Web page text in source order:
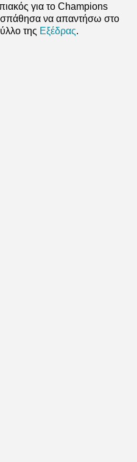
για το Champions
να απαντήσω στο
της Εξέδρας.